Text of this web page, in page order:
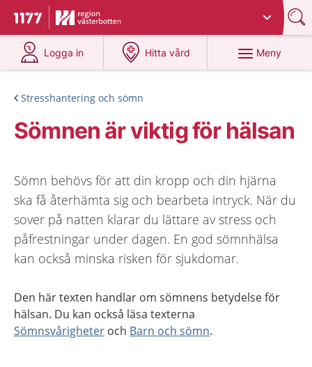
Till startsidan för 1177
Du har valt region
Logga in
på 1177.se
Hitta vård
på 1177.se
Meny
Stresshantering och sömn
Sömnen är viktig för hälsan
Sömn behövs för att din kropp och din hjärna
ska få återhämta sig och bearbeta intryck. När du
sover på natten klarar du lättare av stress och
påfrestningar under dagen. En god sömnhälsa
kan också minska risken för sjukdomar.
Den här texten handlar om sömnens betydelse för
hälsan. Du kan också läsa texterna
Sömnsvårigheter och Barn och sömn.